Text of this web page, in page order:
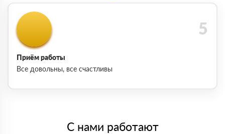
Приём работы
Все довольны, все счастливы
С нами работают